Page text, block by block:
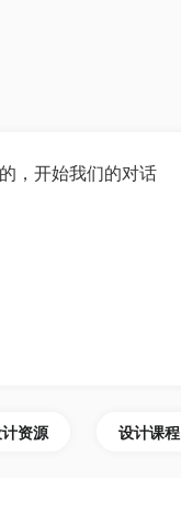
资源 设计课程